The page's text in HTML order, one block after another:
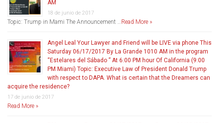
AM
18 de junio de 2017
Topic: Trump in Mami The Announcement …Read More »
Angel Leal Your Lawyer and Friend will be LIVE via phone This
Saturday 06/17/2017 By La Grande 1010 AM in the program
“Estelares del Sábado ” At 6:00 PM hour Of California (9:00
PM Miami) Topic: Executive Law of President Donald Trump
with respect to DAPA. What is certain that the Dreamers can
acquire the residence?
17 de junio de 2017
Read More »